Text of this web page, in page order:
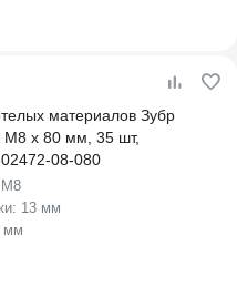
материалов Зубр
x 80 мм, 35 шт,
08-080
М8
13 мм
мм